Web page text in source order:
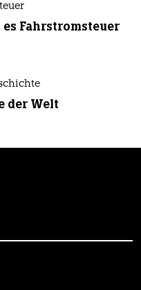
Fahrstromsteuer
der Welt